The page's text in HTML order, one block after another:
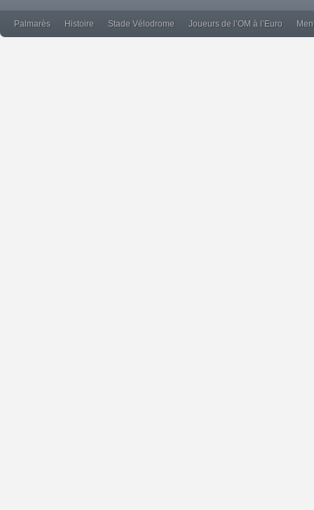
Palmarès Histoire Stade Vélodrome Joueurs de l’OM à l’Euro